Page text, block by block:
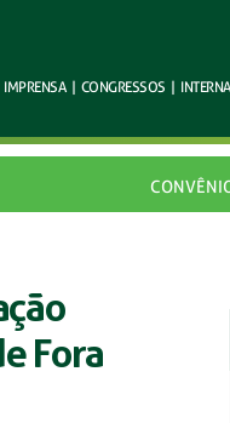
IMPRENSA | CONGRESSOS |
Fora